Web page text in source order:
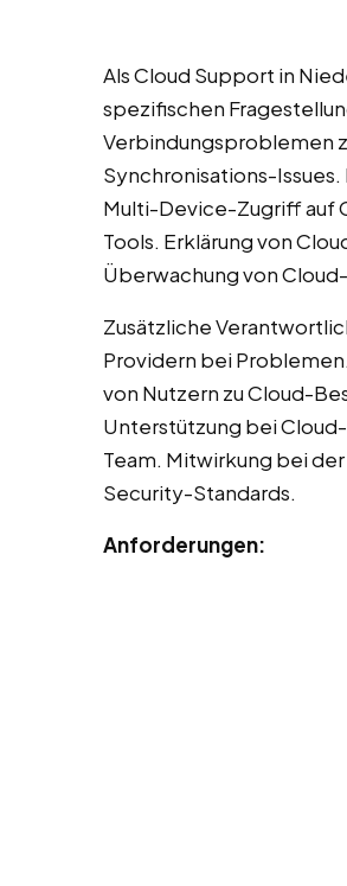
Als Cloud Support in
spezifischen
Verbindungsproblemen
Synchronisations-
Multi-Device-Zugriff auf
Tools. Erklärung von
Überwachung von
Zusätzliche
Providern bei
von Nutzern zu Cloud-
Unterstützung bei
Team. Mitwirkung bei
Security-Standards.
Anforderungen: